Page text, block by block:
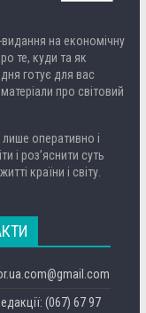
видання на економічну
те, куди та як
готує для вас
матеріали про світовий
оперативно і
і роз’яснити суть
країни і світу.
(067) 67 97